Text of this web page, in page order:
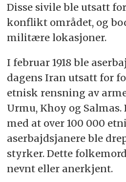
Disse sivile ble utsatt
konflikt området, og
militære lokasjoner.
I februar 1918 ble
dagens Iran utsatt for
etnisk rensning av
Urmu, Khoy og
med at over 100 000
aserbajdsjanere ble
styrker. Dette
nevnt eller anerkjent.